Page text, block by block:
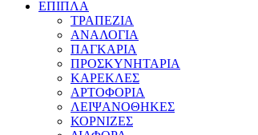
ΕΠΙΠΛΑ
ΤΡΑΠΕΖΙΑ
ΑΝΑΛΟΓΙΑ
ΠΑΓΚΑΡΙΑ
ΠΡΟΣΚΥΝΗΤΑΡΙΑ
ΚΑΡΕΚΛΕΣ
ΑΡΤΟΦΟΡΙΑ
ΛΕΙΨΑΝΟΘΗΚΕΣ
ΚΟΡΝΙΖΕΣ